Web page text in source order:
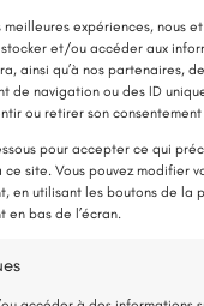
meilleures expériences, nous
et/ou accéder aux
ainsi qu’à nos partenaires,
de navigation ou des ID
ou retirer son
pour accepter ce qui
ce site. Vous pouvez modifier
en utilisant les boutons de la
en bas de l’écran.
Lire plus
PAR
CHALEUR